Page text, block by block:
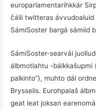
europarlamentarihkkár
čálii twitteras ávvudoaluid
SámiSoster bargá sámiid
SámiSoster-searvái
álbmotlahtu -bálkkašupmi
palkinto”), muhto dál
Brysselis. Eurohpalaš
geat leat joksan